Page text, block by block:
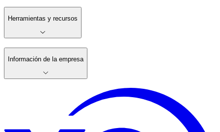
Herramientas y recursos
Información de la empresa